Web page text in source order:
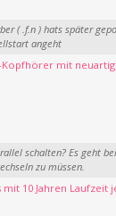
( .f.n ) hats später
angeht
Kopfhörer mit
schalten? Es geht
zu müssen.
10 Jahren Laufzeit